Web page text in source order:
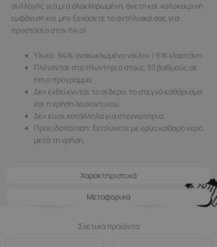
Χαρακτηριστικά
Μεταφορικά
συλλογής για μια ολοκληρωμένη, άνετη και καλοκαιρινή
εμφάνιση και μην ξεχάσετε το αντηλιακό σας για
προστασία στον ήλιο!
Υλικό: 94% ανακυκλωμένο νάιλον / 6% ελαστάνη.
Πλένονται στο πλυντήριο στους 30 βαθμούς σε
ήπιο πρόγραμμα.
Δεν ενδείκνυται τo σίδερο, το στεγνό καθάρισμα
και η χρήση λευκαντικού.
Δεν είναι κατάλληλα για στεγνωτήριο.
Προειδοποίηση: ξεπλύνετε με κρύο καθαρό νερό
μετά τη χρήση.
Σχετικά προϊόντα